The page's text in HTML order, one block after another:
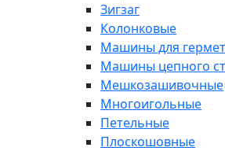
Зигзаг
Колонковые
Машины для
Машины цепного
Мешкозашивочные
Многоигольные
Петельные
Плоскошовные